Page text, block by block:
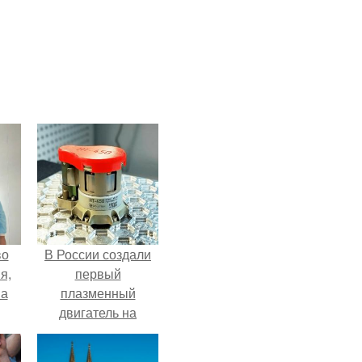
В России создали
первый
плазменный
двигатель на
криптоне.